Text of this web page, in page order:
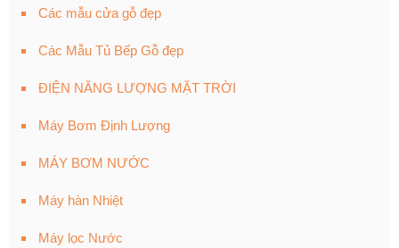
Các mẫu cửa gỗ đẹp
Các Mẫu Tủ Bếp Gỗ đẹp
ĐIỆN NĂNG LƯỢNG MẶT TRỜI
Máy Bơm Định Lượng
MÁY BƠM NƯỚC
Máy hàn Nhiệt
Máy lọc Nước